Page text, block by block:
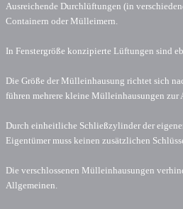
Ausreichende Durchlüftungen (in
Containern oder Mülleimern.
In Fenstergröße konzipierte Lüftungen sind
Die Größe der Mülleinhausung richtet sich
führen mehrere kleine Mülleinhausungen
Durch einheitliche Schließzylinder der
Eigentümer muss keinen zusätzlichen
Die verschlossenen Mülleinhausungen
Allgemeinen.